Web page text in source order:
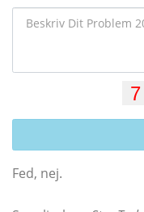
Fed, nej.